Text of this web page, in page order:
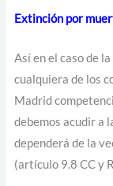
Extinción por
Así en el caso de
cualquiera de los
Madrid
debemos acudir a
dependerá de la
(artículo 9.8 CC y